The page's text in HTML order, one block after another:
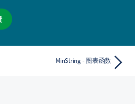
MinString - 图表函数